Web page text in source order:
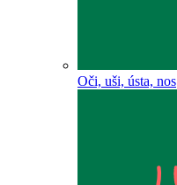
Oči, uši, ústa, nos